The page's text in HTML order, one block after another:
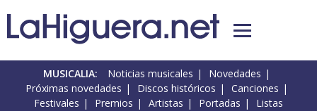
MUSICALIA: Noticias musicales
Novedades
Próximas novedades
Discos históricos
Canciones
Festivales
Premios Artistas Portadas Listas